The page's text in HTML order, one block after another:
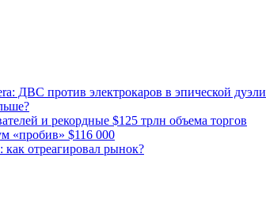
ДВС против электрокаров в эпической дуэли
и рекордные $125 трлн объема торгов
«пробив» $116 000
отреагировал рынок?